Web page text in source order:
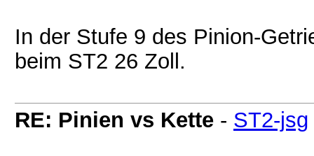
In der Stufe 9 des Pinion-
beim ST2 26 Zoll.
RE: Pinien vs Kette - ST2-jsg